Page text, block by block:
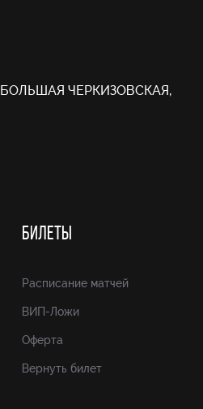
БОЛЬШАЯ ЧЕРКИЗОВСКАЯ,
БИЛЕТЫ
Расписание матчей
ВИП-Ложи
Оферта
Вернуть билет